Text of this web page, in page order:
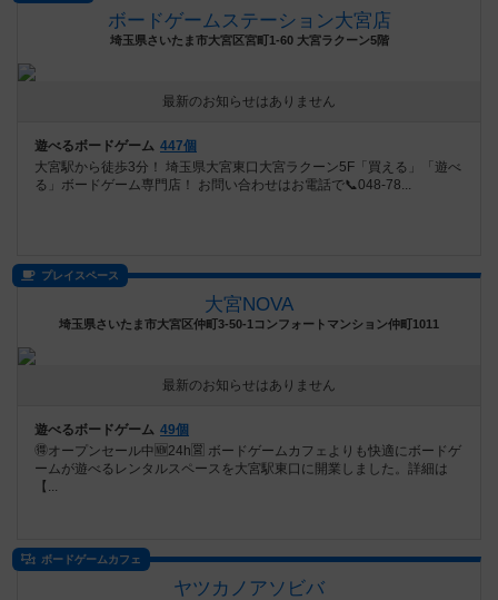
ボードゲームステーション大宮店
埼玉県さいたま市大宮区宮町1-60 大宮ラクーン5階
最新のお知らせはありません
遊べるボードゲーム 447個
大宮駅から徒歩3分！ 埼玉県大宮東口大宮ラクーン5F「買える」「遊べ
る」ボードゲーム専門店！ お問い合わせはお電話で📞048-78...
プレイスペース
大宮NOVA
埼玉県さいたま市大宮区仲町3-50-1コンフォートマンション仲町1011
最新のお知らせはありません
遊べるボードゲーム 49個
🉐オープンセール中🆕24h🈺 ボードゲームカフェよりも快適にボードゲ
ームが遊べるレンタルスペースを大宮駅東口に開業しました。詳細は
【...
ボードゲームカフェ
ヤツカノアソビバ